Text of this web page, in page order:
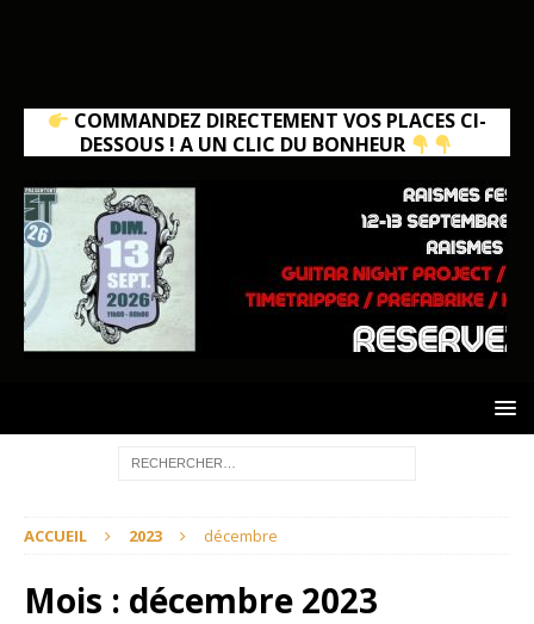
COMMANDEZ DIRECTEMENT VOS PLACES CI-
DESSOUS ! A UN CLIC DU BONHEUR
ACCUEIL 2023 décembre
Mois : décembre 2023